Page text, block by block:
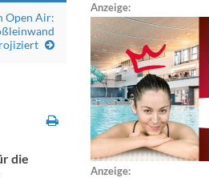
Open Air:
die
Anzeige:
Anzeige: